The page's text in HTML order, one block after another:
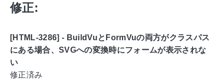
修正:
[HTML-3286] - BuildVuとFormVuの両方がクラスパス
にある場合、SVGへの変換時にフォームが表示されな
い
修正済み